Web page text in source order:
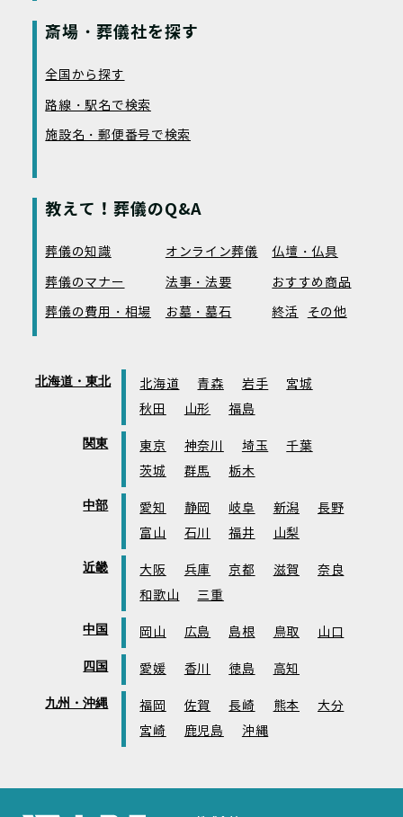
斎場・葬儀社を探す
全国から探す
路線・駅名で検索
施設名・郵便番号で検索
教えて！葬儀のQ&A
葬儀の知識 オンライン葬儀
仏壇・仏具
葬儀のマナー
法事・法要
おすすめ商品
葬儀の費用・相場
お墓・墓石 終活 その他
北海道・東北 北海道 青森 岩手
宮城
秋田
山形 福島
関東 東京 神奈川 埼玉
千葉
茨城
群馬 栃木
中部 愛知 静岡 岐阜 新潟
長野
富山
石川 福井 山梨
近畿 大阪 兵庫 京都 滋賀
奈良
和歌山
三重
中国 岡山 広島 島根 鳥取 山口
四国 愛媛 香川 徳島 高知
九州・沖縄 福岡 佐賀 長崎 熊本
大分
宮崎
鹿児島 沖縄